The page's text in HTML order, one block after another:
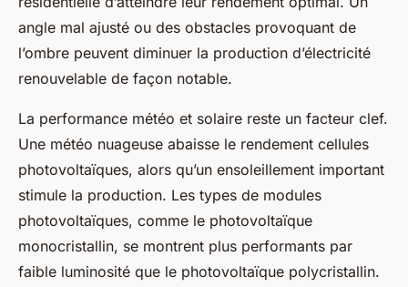
angle mal ajusté ou des obstacles provoquant de
l’ombre peuvent diminuer la production d’électricité
renouvelable de façon notable.
La performance météo et solaire reste un facteur clef.
Une météo nuageuse abaisse le rendement cellules
photovoltaïques, alors qu’un ensoleillement important
stimule la production. Les types de modules
photovoltaïques, comme le photovoltaïque
monocristallin, se montrent plus performants par
faible luminosité que le photovoltaïque polycristallin.